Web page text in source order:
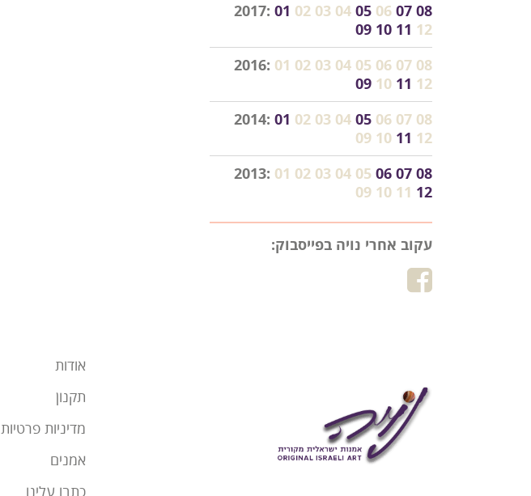
2017: 01 02 03 04 05 06 07 08
09 10 11 12
2016: 01 02 03 04 05 06 07 08
09 10 11 12
2014: 01 02 03 04 05 06 07 08
09 10 11 12
2013: 01 02 03 04 05 06 07 08
09 10 11 12
עקוב אחרי נויה בפייסבוק:
אודות
תקנון
מדיניות פרטיות
אמנים
כתבו עלינו